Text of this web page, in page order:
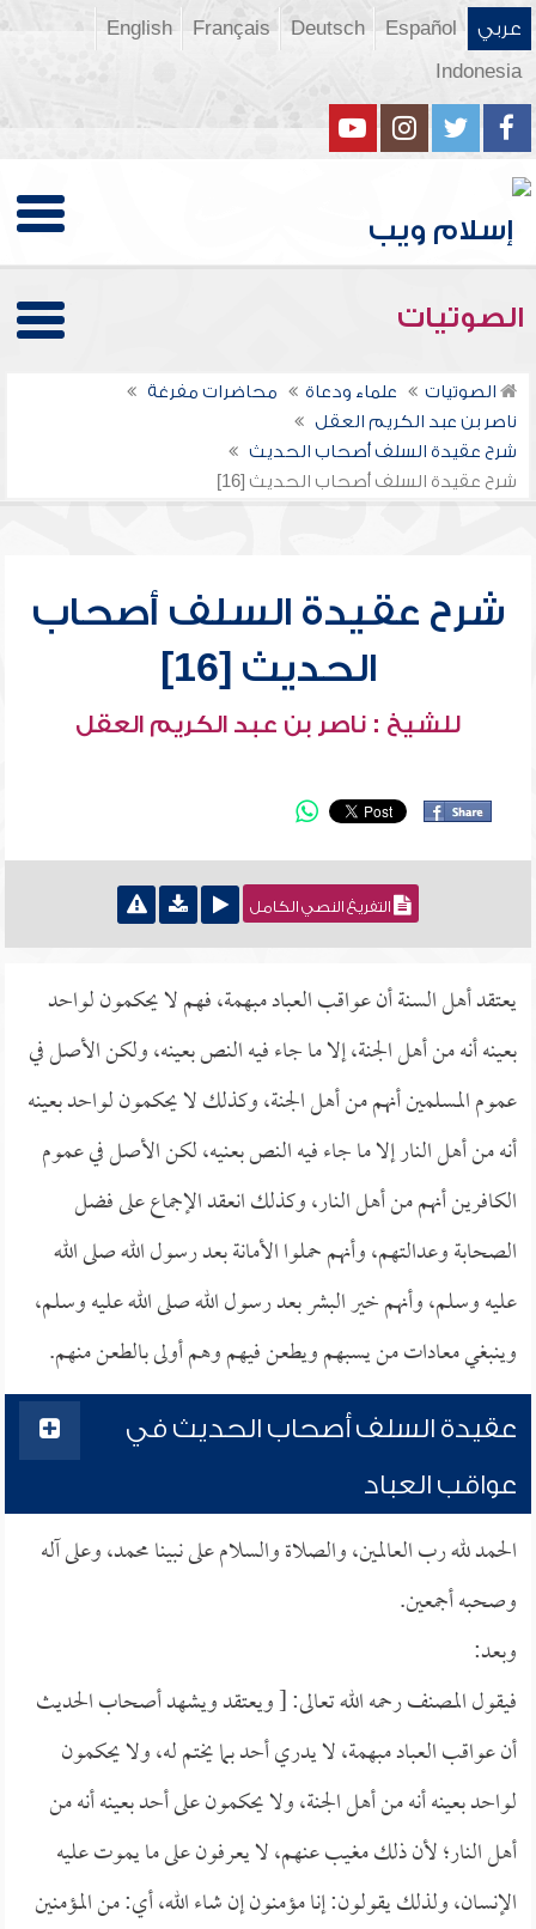
عربي Español
Deutsch
Français
English
Indonesia
الصوتيات
الصوتيات علماء ودعاة
محاضرات مفرغة
ناصر بن عبد الكريم العقل
شرح عقيدة السلف أصحاب الحديث
شرح عقيدة السلف أصحاب الحديث [16]
شرح عقيدة السلف أصحاب
الحديث [16]
للشيخ : ناصر بن عبد الكريم العقل
التفريغ النصي الكامل
يعتقد أهل السنة أن عواقب العباد مبهمة، فهم لا يحكمون لواحد
بعينه أنه من أهل الجنة، إلا ما جاء فيه النص بعينه، ولكن الأصل في
عموم المسلمين أنهم من أهل الجنة، وكذلك لا يحكمون لواحد بعينه
أنه من أهل النار إلا ما جاء فيه النص بعنيه، لكن الأصل في عموم
الكافرين أنهم من أهل النار، وكذلك انعقد الإجماع على فضل
الصحابة وعدالتهم، وأنهم حملوا الأمانة بعد رسول الله صلى الله
عليه وسلم، وأنهم خير البشر بعد رسول الله صلى الله عليه وسلم،
وينبغي معادات من يسبهم ويطعن فيهم وهم أولى بالطعن منهم.
عقيدة السلف أصحاب الحديث في
عواقب العباد
الحمد لله رب العالمين، والصلاة والسلام على نبينا محمد، وعلى آله
وصحبه أجمعين.
وبعد:
فيقول المصنف رحمه الله تعالى: [ ويعتقد ويشهد أصحاب الحديث
أن عواقب العباد مبهمة، لا يدري أحد بما يختم له، ولا يحكمون
لواحد بعينه أنه من أهل الجنة، ولا يحكمون على أحد بعينه أنه من
أهل النار؛ لأن ذلك مغيب عنهم، لا يعرفون على ما يموت عليه
الإنسان، ولذلك يقولون: إنا مؤمنون إن شاء الله، أي: من المؤمنين